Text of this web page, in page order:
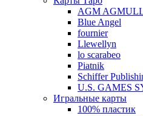
AGM
Blue Angel
fournier
Llewellyn
lo scarabeo
Piatnik
Schiffer
U.S. GAMES
Игральные карты
100% пластик